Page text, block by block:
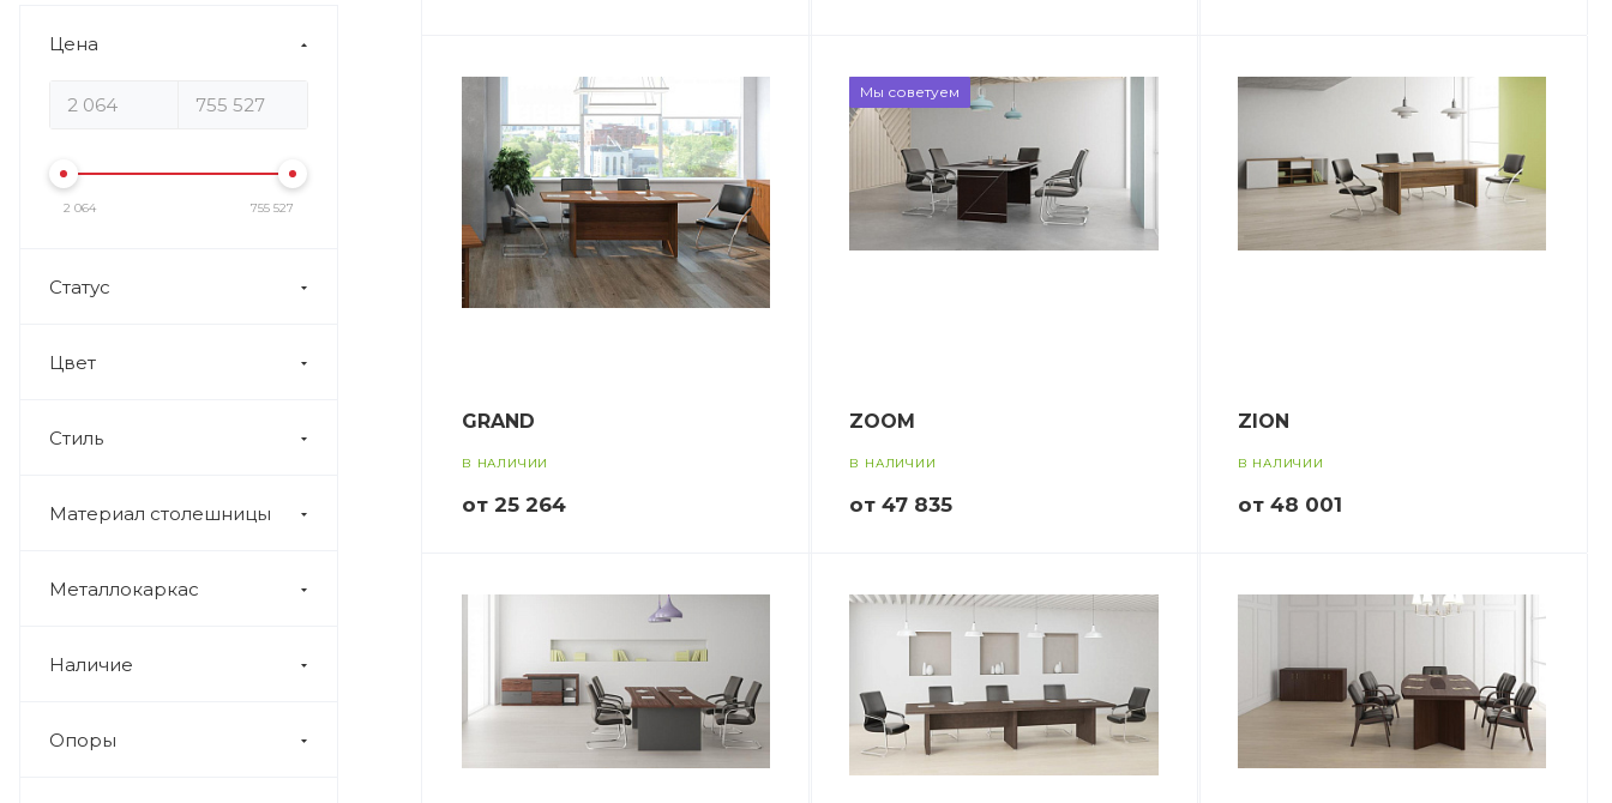
Цена
2 064 755 527
Статус
Цвет
Стиль
Материал столешницы
Металлокаркас
Наличие
Опоры
GRAND
В НАЛИЧИИ
от 25 264
Мы советуем
ZOOM
В НАЛИЧИИ
от 47 835
ZION
В НАЛИЧИИ
от 48 001